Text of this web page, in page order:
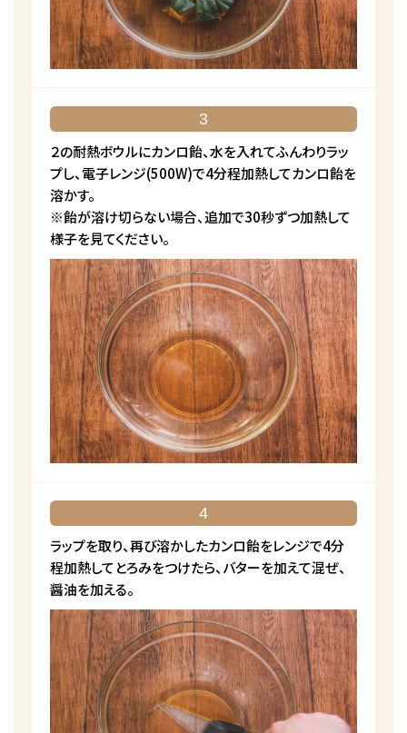
3
２の耐熱ボウルにカンロ飴、水を入れてふんわりラッ
プし、電子レンジ(500W)で4分程加熱してカンロ飴を
溶かす。
※飴が溶け切らない場合、追加で30秒ずつ加熱して
様子を見てください。
4
ラップを取り、再び溶かしたカンロ飴をレンジで4分
程加熱してとろみをつけたら、バターを加えて混ぜ、
醤油を加える。